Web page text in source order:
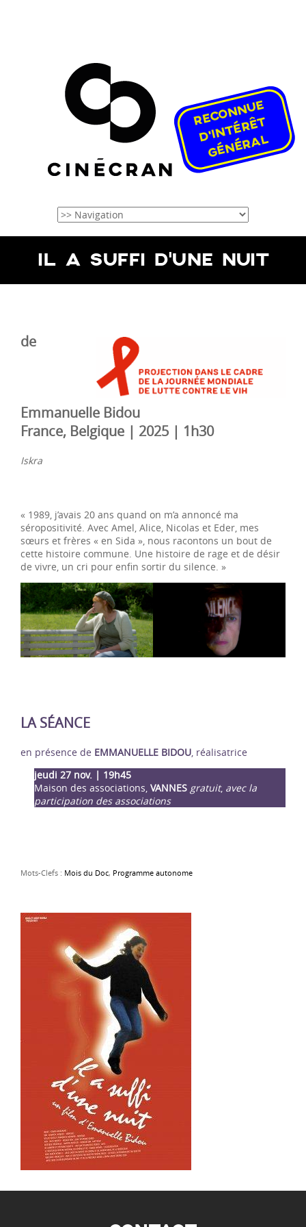
IL A SUFFI D’UNE NUIT
de
Emmanuelle Bidou
France, Belgique | 2025 | 1h30
Iskra
« 1989, j’avais 20 ans quand on m’a annoncé ma
séropositivité. Avec Amel, Alice, Nicolas et Eder, mes
sœurs et frères « en Sida », nous racontons un bout de
cette histoire commune. Une histoire de rage et de désir
de vivre, un cri pour enfin sortir du silence. »
LA SÉANCE
en présence de EMMANUELLE BIDOU, réalisatrice
jeudi 27 nov. | 19h45
Maison des associations, VANNES gratuit, avec la
participation des associations
Mots-Clefs : Mois du Doc, Programme autonome